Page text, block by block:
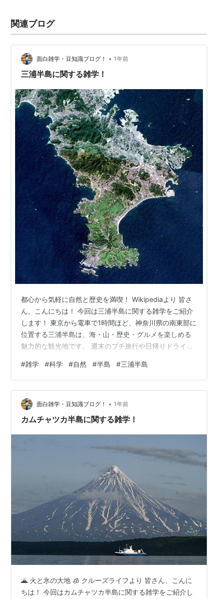
関連ブログ
面白雑学・豆知識ブログ！ • 1年前
三浦半島に関する雑学！
都心から気軽に自然と歴史を満喫！ Wikipediaより 皆さ
ん、こんにちは！ 今回は三浦半島に関する雑学をご紹介
します！ 東京から電車で1時間ほど、神奈川県の南東部に
位置する三浦半島は、海・山・歴史・グルメを楽しめる
魅力的な観光地です。 週末のプチ旅行や日帰りドライブ
います。 今回は、そんな三浦半島の魅力をたっぷりご紹
介します！ 🏝️ 三浦半島とは？ 三浦半島は、神奈川県の
南東部に位置し、東は東京湾、西は相模湾、南は太平洋
に面した細長い半島です。 横須賀市、三浦市、逗子市、
葉山町などが含まれ、都心からのアクセスも抜群です。
#雑学 #科学 #自然 #半島 #三浦半島
面白雑学・豆知識ブログ！ • 1年前
カムチャツカ半島に関する雑学！
🌋 火と氷の大地 🧊 クルーズライフより 皆さん、こんに
ちは！ 今回はカムチャツカ半島に関する雑学をご紹介し